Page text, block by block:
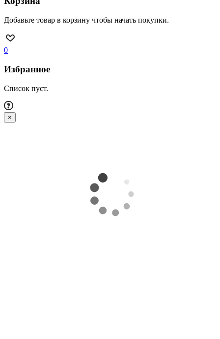
Добавьте товар в корзину чтобы начать покупки.
0
Избранное
Список пуст.
×